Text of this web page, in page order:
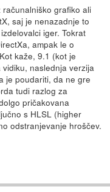
grafiko ali
saj je nenazadnje to
iger. Tokrat
ampak le o
kaže, 9.1 (kot je
naslednja verzija
je poudariti, da ne gre
tudi razlog za
pričakovana
s HLSL (higher
odstranjevanje hroščev.